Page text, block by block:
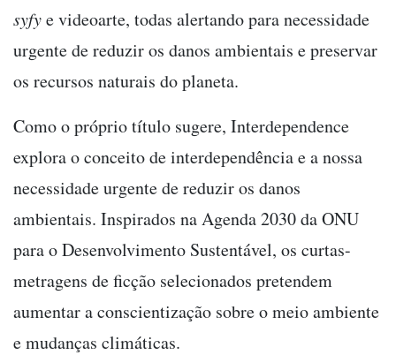
syfye videoarte, todas alertando para necessidade
urgente de reduzir os danos ambientais e preservar
os recursos naturais do planeta.
Como o próprio título sugere, Interdependence
explora o conceito de interdependência e a nossa
necessidade urgente de reduzir os danos
ambientais. Inspirados na Agenda 2030 da ONU
para o Desenvolvimento Sustentável, os curtas-
metragens de ficção selecionados pretendem
aumentar a conscientização sobre o meio ambiente
e mudanças climáticas.